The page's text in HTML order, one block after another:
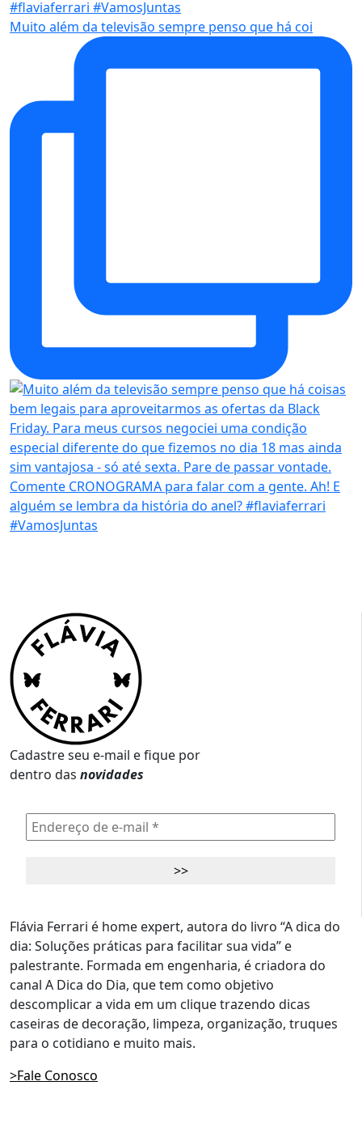
Muito além da televisão sempre penso que há coi
Cadastre seu e-mail e fique por
dentro das novidades
Flávia Ferrari é home expert, autora do livro “A dica do
dia: Soluções práticas para facilitar sua vida” e
palestrante. Formada em engenharia, é criadora do
canal A Dica do Dia, que tem como objetivo
descomplicar a vida em um clique trazendo dicas
caseiras de decoração, limpeza, organização, truques
para o cotidiano e muito mais.
>Fale Conosco